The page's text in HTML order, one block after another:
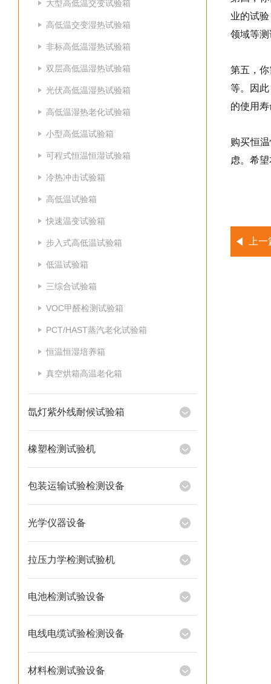
大型高低温交变试验箱
高低温交变湿热试验箱
非标高低温湿热试验箱
双层高低温湿热试验箱
光伏高低温湿热试验箱
高低温湿热老化试验箱
小型高低温试验箱
可程式恒温恒湿试验箱
冷热冲击试验箱
高低温试验箱
快速温变试验箱
步入式高低温试验箱
低温试验箱
三综合试验箱
VOC甲醛检测试验箱
PCT/HAST蒸汽老化试验箱
恒温恒湿培养箱
真空烘箱高温老化箱
氙灯紫外线耐候试验箱
橡塑检测试验机
包装运输试验检测设备
光学仪器设备
拉压力学检测试验机
电池检测试验设备
电线电缆试验检测设备
材料检测试验设备
业的试
领域等
第五，
等。因
的使用
购买恒
虑。希
上